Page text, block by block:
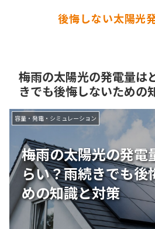
後悔しない太陽光
梅雨の太陽光の発電量は
きでも後悔しないための
梅雨の太陽光の発電
らい？雨続きでも後
めの知識と対策
容量・発電・シミュレーション